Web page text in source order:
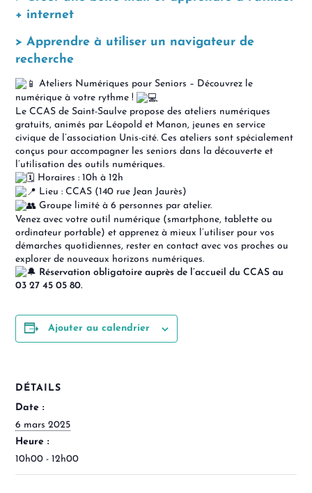
+ internet
> Apprendre à utiliser un navigateur de
recherche
Ateliers Numériques pour Seniors – Découvrez le
numérique à votre rythme !
Le CCAS de Saint-Saulve propose des ateliers numériques
gratuits, animés par Léopold et Manon, jeunes en service
civique de l’association Unis-cité. Ces ateliers sont spécialement
conçus pour accompagner les seniors dans la découverte et
l’utilisation des outils numériques.
Horaires : 10h à 12h
Lieu : CCAS (140 rue Jean Jaurès)
Groupe limité à 6 personnes par atelier.
Venez avec votre outil numérique (smartphone, tablette ou
ordinateur portable) et apprenez à mieux l’utiliser pour vos
démarches quotidiennes, rester en contact avec vos proches ou
explorer de nouveaux horizons numériques.
Réservation obligatoire auprès de l’accueil du CCAS au
03 27 45 05 80.
Ajouter au calendrier
DÉTAILS
Date :
6 mars 2025
Heure :
10h00 - 12h00